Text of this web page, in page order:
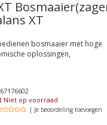
XT
bosmaaier met hoge
oplossingen,
Niet op voorraad
| Je beoordeling toevoegen